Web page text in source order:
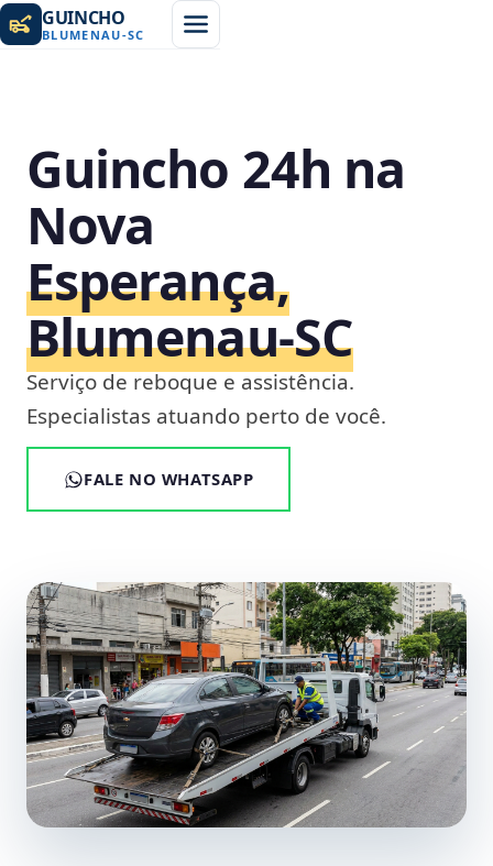
GUINCHO
BLUMENAU-SC
Guincho 24h na
Nova
Esperança,
Blumenau‑SC
Serviço de reboque e assistência.
Especialistas atuando perto de você.
FALE NO WHATSAPP